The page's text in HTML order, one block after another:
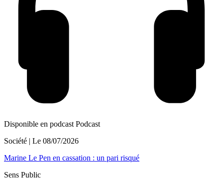
Disponible en podcast Podcast
Société | Le 08/07/2026
Marine Le Pen en cassation : un pari risqué
Sens Public